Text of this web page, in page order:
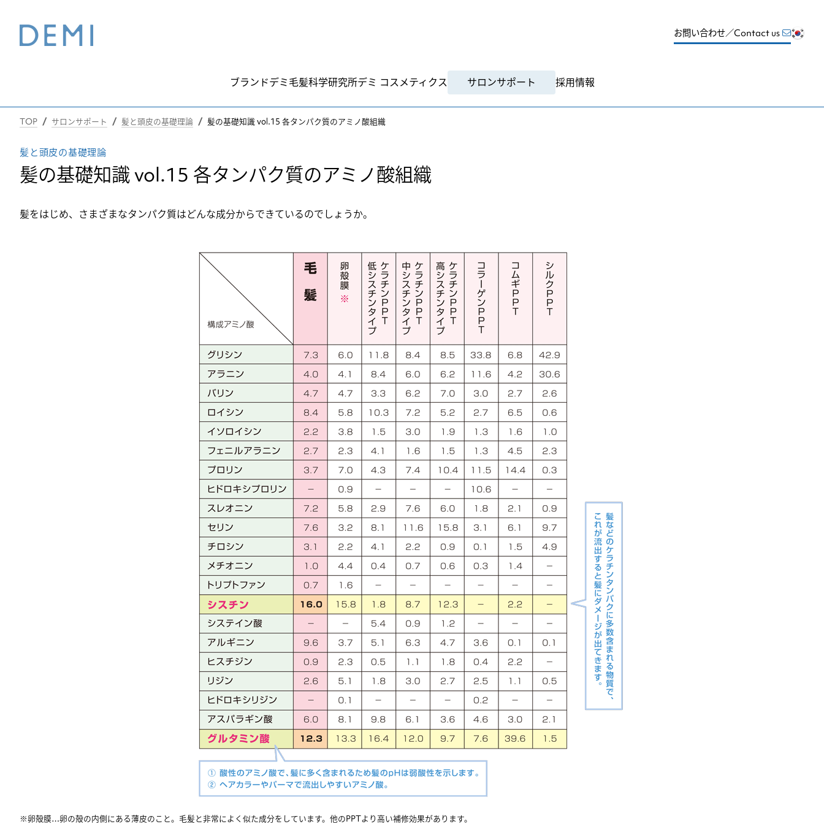
お問い合わせ／Contact us
ブランドデミ毛髪科学研究所デミ コスメティクス サロンサポート 採用情報
TOP サロンサポート 髪と頭皮の基礎理論 髪の基礎知識 vol.15 各タンパク質のアミノ酸組織
髪と頭皮の基礎理論
髪の基礎知識 vol.15 各タンパク質のアミノ酸組織
髪をはじめ、さまざまなタンパク質はどんな成分からできているのでしょうか。
※卵殻膜…卵の殻の内側にある薄皮のこと。毛髪と非常によく似た成分をしています。他のPPTより高い補修効果があります。